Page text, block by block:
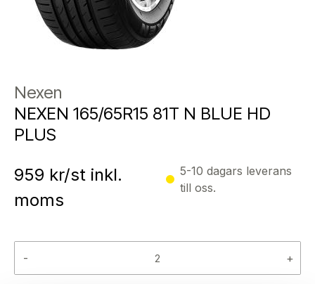
Nexen
NEXEN 165/65R15 81T N BLUE HD
PLUS
959 kr/st inkl.
moms
5-10 dagars leverans
till oss.
- +